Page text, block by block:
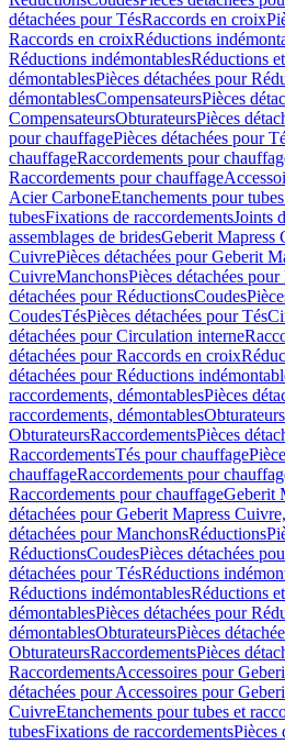
détachées pour TésRaccords en croix
Raccords en croixRéductions
Réductions indémontablesRéductions
démontablesPièces détachées pour
démontablesCompensateursPièces
CompensateursObturateursPièces
pour chauffagePièces détachées pour
chauffageRaccordements pour
Raccordements pour chauffage
Acier CarboneEtanchements pour
tubesFixations de raccordementsJoints
assemblages de bridesGeberit Mapress
CuivrePièces détachées pour Geberit
CuivreManchonsPièces détachées
détachées pour RéductionsCoudes
CoudesTésPièces détachées pour Tés
détachées pour Circulation interne
détachées pour Raccords en croix
détachées pour Réductions
raccordements, démontablesPièces
raccordements, démontablesObturateurs
ObturateursRaccordementsPièces
RaccordementsTés pour chauffage
chauffageRaccordements pour
Raccordements pour chauffageGeberit
détachées pour Geberit Mapress
détachées pour ManchonsRéductions
RéductionsCoudesPièces détachées
détachées pour TésRéductions
Réductions indémontablesRéductions
démontablesPièces détachées pour
démontablesObturateursPièces
ObturateursRaccordementsPièces
RaccordementsAccessoires pour
détachées pour Accessoires pour
CuivreEtanchements pour tubes et
tubesFixations de raccordementsPièces